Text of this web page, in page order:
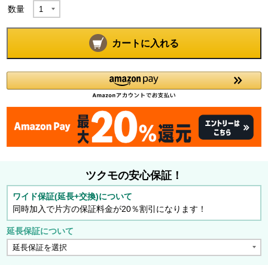
数量
カートに入れる
ツクモの安心保証！
ワイド保証(延長+交換)について
同時加入で片方の保証料金が20％割引になります！
延長保証について